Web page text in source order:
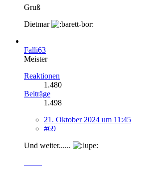
Gruß
Dietmar
Falli63
Meister
Reaktionen
1.480
Beiträge
1.498
21. Oktober 2024 um 11:45
#69
Und weiter......